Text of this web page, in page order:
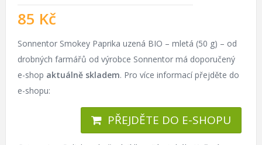
85 Kč
Sonnentor Smokey Paprika uzená BIO – mletá (50 g) – od
drobných farmářů od výrobce Sonnentor má doporučený
e-shop aktuálně skladem. Pro více informací přejděte do
e-shopu:
PŘEJDĚTE DO E-SHOPU